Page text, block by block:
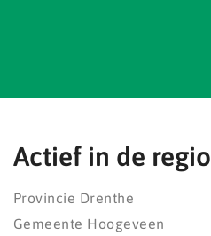
Actief in de regio
Provincie Drenthe
Gemeente Hoogeveen